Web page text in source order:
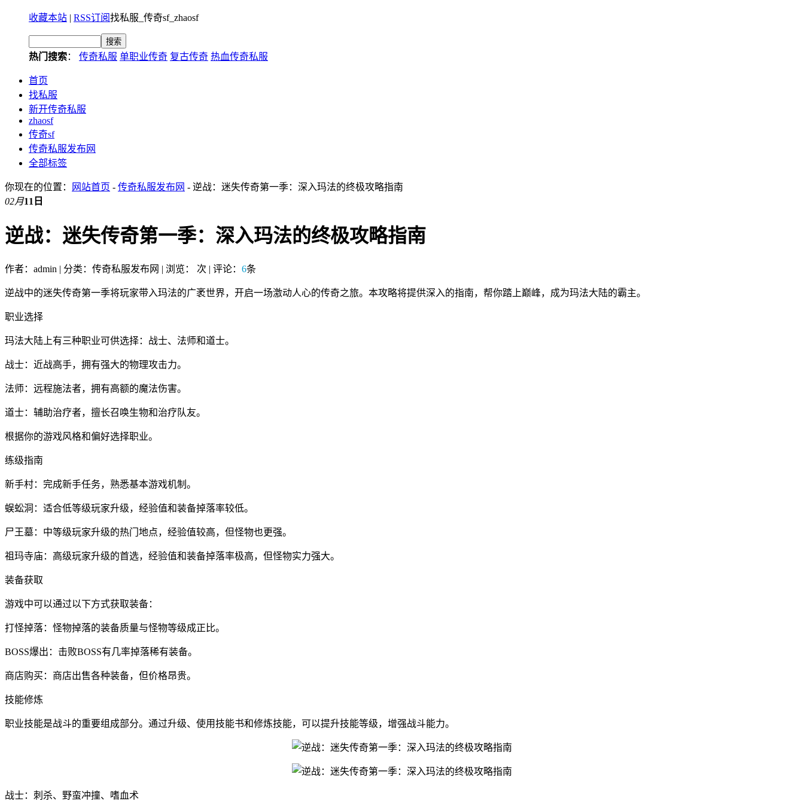
收藏本站 | RSS订阅找私服_传奇sf_zhaosf
热门搜索： 传奇私服 单职业传奇 复古传奇 热血传奇私服
首页
找私服
新开传奇私服
zhaosf
传奇sf
传奇私服发布网
全部标签
你现在的位置： 网站首页 - 传奇私服发布网 - 逆战：迷失传奇第一季：深入玛法的终极攻略指南
02月11日
逆战：迷失传奇第一季：深入玛法的终极攻略指南
作者：admin | 分类：传奇私服发布网 | 浏览： 次 | 评论： 6条
逆战中的迷失传奇第一季将玩家带入玛法的广袤世界，开启一场激动人心的传奇之旅。本攻略将提供深入的指南，帮你踏上巅峰，成为玛法大陆的霸主。
职业选择
玛法大陆上有三种职业可供选择：战士、法师和道士。
战士：近战高手，拥有强大的物理攻击力。
法师：远程施法者，拥有高额的魔法伤害。
道士：辅助治疗者，擅长召唤生物和治疗队友。
根据你的游戏风格和偏好选择职业。
练级指南
新手村：完成新手任务，熟悉基本游戏机制。
蜈蚣洞：适合低等级玩家升级，经验值和装备掉落率较低。
尸王墓：中等级玩家升级的热门地点，经验值较高，但怪物也更强。
祖玛寺庙：高级玩家升级的首选，经验值和装备掉落率极高，但怪物实力强大。
装备获取
游戏中可以通过以下方式获取装备：
打怪掉落：怪物掉落的装备质量与怪物等级成正比。
BOSS爆出：击败BOSS有几率掉落稀有装备。
商店购买：商店出售各种装备，但价格昂贵。
技能修炼
职业技能是战斗的重要组成部分。通过升级、使用技能书和修炼技能，可以提升技能等级，增强战斗能力。
战士：刺杀、野蛮冲撞、嗜血术